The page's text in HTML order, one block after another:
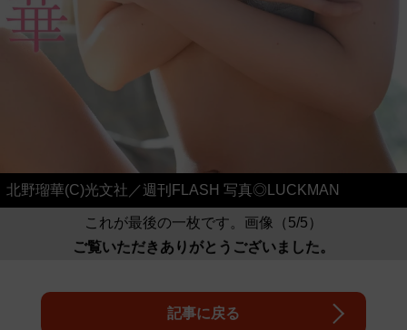
北野瑠華(C)光文社／週刊FLASH 写真◎LUCKMAN
これが最後の一枚です。画像（5/5）
ご覧いただきありがとうございました。
記事に戻る